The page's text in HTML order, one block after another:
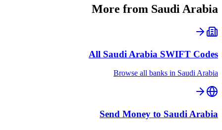
More from Saudi Arabia
All Saudi Arabia SWIFT Codes
Browse all banks in Saudi Arabia
Send Money to Saudi Arabia